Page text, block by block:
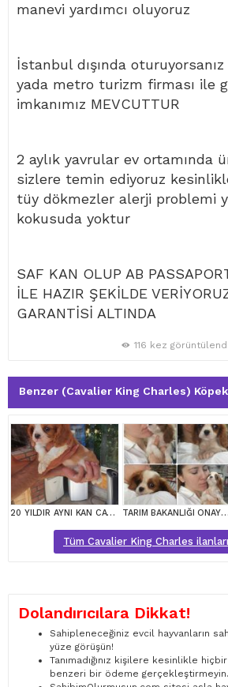
manevi yardımcı oluyoruz
İstanbul dışında
yada metro turizm firması ile
imkanımız MEVCUTTUR
2 aylık yavrular ev ortamında
sizlere temin ediyoruz
tüy dökmezler alerji problemi
kokusuda yoktur
SAF KAN OLUP AB
İLE HAZIR ŞEKİLDE
GARANTİSİ ALTINDA
116 kez
Benzer (Cavalier King Charles)
20 YILDIR AYNI KAN CAVALİER KİNG CHARLES YAVRULAR TARIM BAKANLIĞI ONAYLI A KALİTE CAVALİER YAVRULAR
Tüm Cavalier King Charles
Dolandırıcılara Dikkat!
Sahipleneceğiniz evcil hayvanların
yüze görüşün!
Tanımadığınız kişilere kesinlikle
benzeri bir ödeme gerçekleştirmeyin.